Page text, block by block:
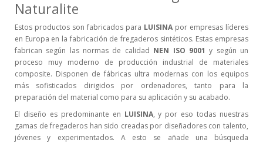
Naturalite
Estos productos son fabricados para LUISINA por empresas líderes
en Europa en la fabricación de fregaderos sintéticos. Estas empresas
fabrican según las normas de calidad NEN ISO 9001 y según un
proceso muy moderno de producción industrial de materiales
composite. Disponen de fábricas ultra modernas con los equipos
más sofisticados dirigidos por ordenadores, tanto para la
preparación del material como para su aplicación y su acabado.
El diseño es predominante en LUISINA, y por eso todas nuestras
gamas de fregaderos han sido creadas por diseñadores con talento,
jóvenes y experimentados. A esto se añade una búsqueda